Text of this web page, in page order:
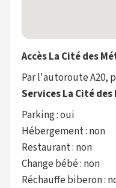
Accès La Cité des
Par l'autoroute A20,
Services La Cité
Parking : oui
Hébergement : non
Restaurant : non
Change bébé : non
Réchauffe biberon :